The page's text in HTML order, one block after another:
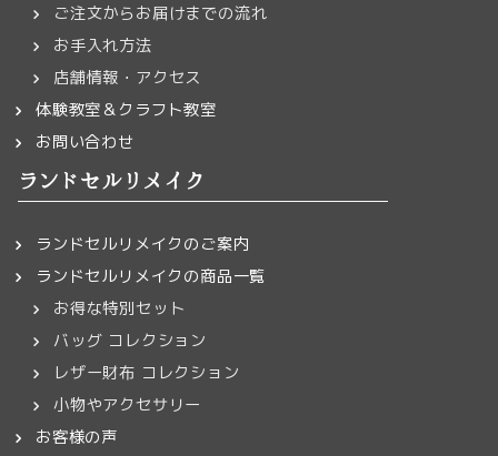
ご注文からお届けまでの流れ
お手入れ方法
店舗情報・アクセス
体験教室＆クラフト教室
お問い合わせ
ランドセルリメイク
ランドセルリメイクのご案内
ランドセルリメイクの商品一覧
お得な特別セット
バッグ コレクション
レザー財布 コレクション
小物やアクセサリー
お客様の声